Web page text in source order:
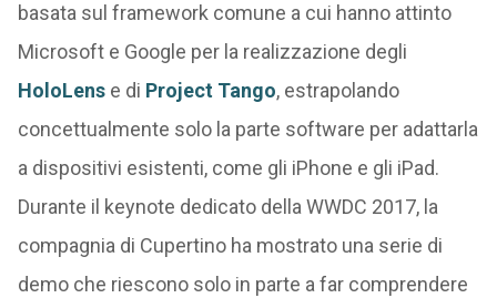
basata sul framework comune a cui hanno attinto
Microsoft e Google per la realizzazione degli
HoloLense di Project Tango, estrapolando
concettualmente solo la parte software per adattarla
a dispositivi esistenti, come gli iPhone e gli iPad.
Durante il keynote dedicato della WWDC 2017, la
compagnia di Cupertino ha mostrato una serie di
demo che riescono solo in parte a far comprendere